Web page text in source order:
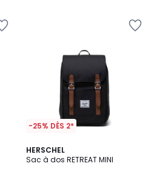
-25% DÈS 2*
HERSCHEL
Sac à dos RETREAT MINI
4
/
2
Couleurs